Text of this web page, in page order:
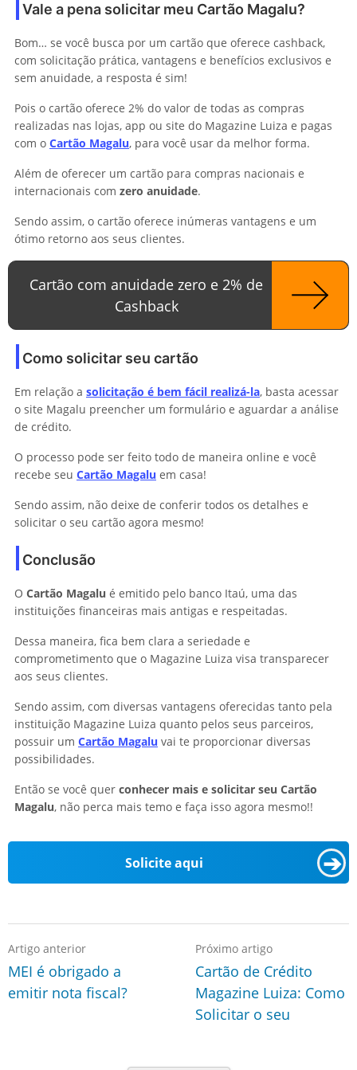
Vale a pena solicitar meu Cartão Magalu?
Bom… se você busca por um cartão que oferece cashback,
com solicitação prática, vantagens e benefícios exclusivos e
sem anuidade, a resposta é sim!
Pois o cartão oferece 2% do valor de todas as compras
realizadas nas lojas, app ou site do Magazine Luiza e pagas
com o Cartão Magalu, para você usar da melhor forma.
Além de oferecer um cartão para compras nacionais e
internacionais com zero anuidade.
Sendo assim, o cartão oferece inúmeras vantagens e um
ótimo retorno aos seus clientes.
Cartão com anuidade zero e 2% de
Cashback
Como solicitar seu cartão
Em relação a solicitação é bem fácil realizá-la, basta acessar
o site Magalu preencher um formulário e aguardar a análise
de crédito.
O processo pode ser feito todo de maneira online e você
recebe seu Cartão Magalu em casa!
Sendo assim, não deixe de conferir todos os detalhes e
solicitar o seu cartão agora mesmo!
Conclusão
O Cartão Magalu é emitido pelo banco Itaú, uma das
instituições financeiras mais antigas e respeitadas.
Dessa maneira, fica bem clara a seriedade e
comprometimento que o Magazine Luiza visa transparecer
aos seus clientes.
Sendo assim, com diversas vantagens oferecidas tanto pela
instituição Magazine Luiza quanto pelos seus parceiros,
possuir um Cartão Magalu vai te proporcionar diversas
possibilidades.
Então se você quer conhecer mais e solicitar seu Cartão
Magalu, não perca mais temo e faça isso agora mesmo!!
Solicite aqui ➔
Artigo anterior
MEI é obrigado a
emitir nota fiscal?
Próximo artigo
Cartão de Crédito
Magazine Luiza: Como
Solicitar o seu